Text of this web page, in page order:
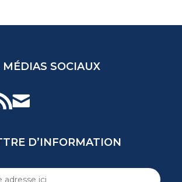
MÉDIAS SOCIAUX
D’INFORMATION